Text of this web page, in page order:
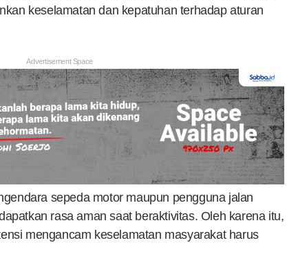
keselamatan dan kepatuhan terhadap aturan
Advertisement Space
sepeda motor maupun pengguna jalan
rasa aman saat beraktivitas. Oleh karena itu,
mengancam keselamatan masyarakat harus